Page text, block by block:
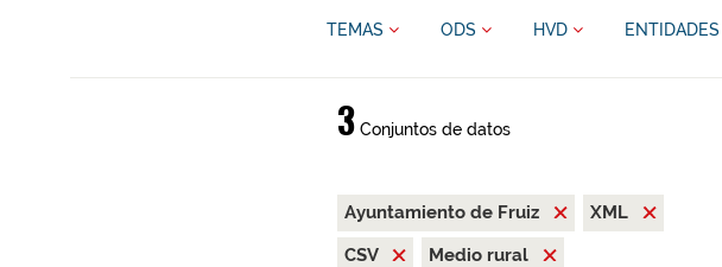
TEMAS ODS HVD ENTIDADES
3Conjuntos de datos
Ayuntamiento de Fruiz
XML
CSV
Medio rural